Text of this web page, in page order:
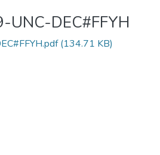
DEC#FFYH
(134.71 KB)